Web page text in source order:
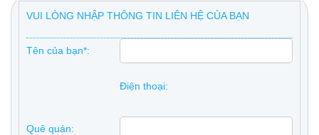
VUI LÒNG NHẬP THÔNG TIN LIÊN HỆ CỦA BẠN
Tên của bạn*:
Điện thoại:
Quê quán: